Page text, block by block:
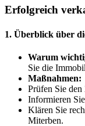
Erfolgreich
1. Überblick über
Warum
Sie die
Maßnahmen:
Prüfen Sie den
Informieren
Klären Sie
Miterben.